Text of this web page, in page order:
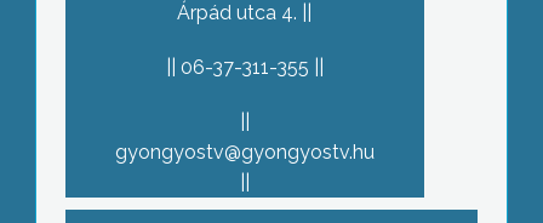
Árpád utca 4.
06-37-311-355
gyongyostv@gyongyostv.hu